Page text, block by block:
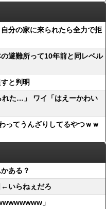
分の家に来られたら全力で拒
避難所って10年前と同レベル
と判明
れた…」 ワイ「はえーかわい
ってうんざりしてるやつｗｗ
ある？
いらねぇだろ
」